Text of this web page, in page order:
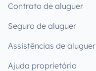
Contrato de aluguer
Seguro de aluguer
Assistências de aluguer
Ajuda proprietário